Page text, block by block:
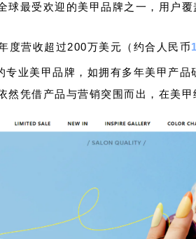
最受欢迎的美甲品牌之一，用户覆
度营收超过200万美元（约合人民币
业美甲品牌，如拥有多年美甲产
凭借产品与营销突围而出，在美甲